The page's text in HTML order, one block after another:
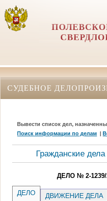
СУДЕБНОЕ
Вывести список дел,
Поиск информации по делам |
Гражданские
ДЕЛО № 2-1239/
ДЕЛО ДВИЖЕНИЕ ДЕЛА